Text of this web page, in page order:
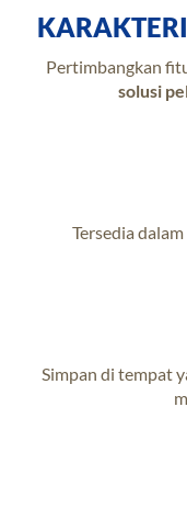
Pertimbangkan
solusi
Tersedia
Simpan di tempat